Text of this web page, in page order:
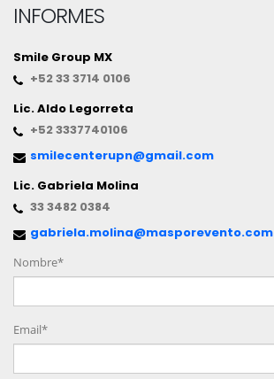
INFORMES
Smile Group MX
+52 33 3714 0106
Lic. Aldo Legorreta
+52 3337740106
smilecenterupn@gmail.com
Lic. Gabriela Molina
33 3482 0384
gabriela.molina@masporevento.com
Nombre*
Email*